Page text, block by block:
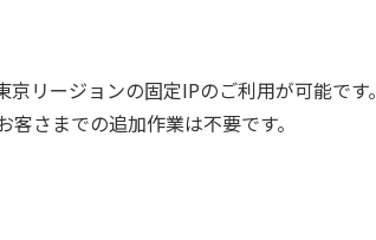
リージョンの固定IPのご利用が可能です。
さまでの追加作業は不要です。